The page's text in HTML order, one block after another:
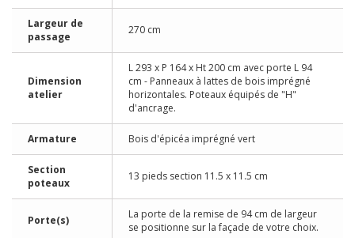
Largeur de
passage
270 cm
Dimension
atelier
L 293 x P 164 x Ht 200 cm avec porte L 94
cm - Panneaux à lattes de bois imprégné
horizontales. Poteaux équipés de "H"
d'ancrage.
Armature Bois d'épicéa imprégné vert
Section
poteaux
13 pieds section 11.5 x 11.5 cm
Porte(s)
La porte de la remise de 94 cm de largeur
se positionne sur la façade de votre choix.